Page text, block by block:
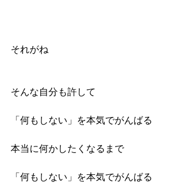
それがね
そんな自分も許して
「何もしない」を本気でがんばる
本当に何かしたくなるまで
「何もしない」を本気でがんばる